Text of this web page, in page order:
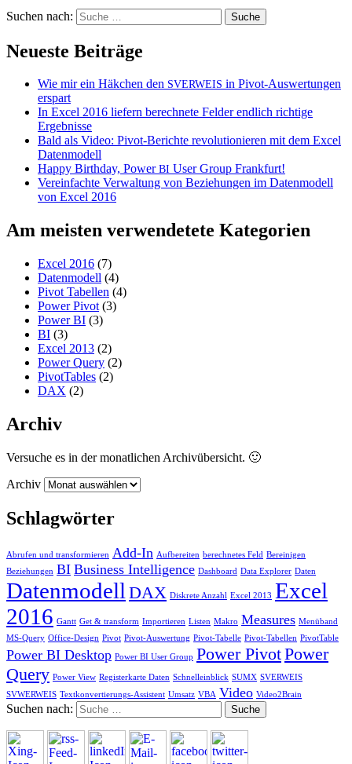
Suchen nach:
Neueste Beiträge
Wie mir ein Häkchen den SVERWEIS in Pivot-Auswertungen
erspart
In Excel 2016 liefern berechnete Felder endlich richtige
Ergebnisse
Bald als Video: Pivot-Berichte revolutionieren mit dem Excel
Datenmodell
Happy Birthday, PowerBI User Group Frankfurt!
Vereinfachte Verwaltung von Beziehungen im Datenmodell
von Excel 2016
Am meisten verwendetete Kategorien
Excel 2016 (7)
Datenmodell (4)
Pivot Tabellen (4)
Power Pivot (3)
Power BI (3)
BI (3)
Excel 2013 (2)
Power Query (2)
PivotTables (2)
DAX (2)
Archiv
Versuche es in der monatlichen Archivübersicht. 🙂
Archiv
Schlagwörter
Abrufen und transformieren Add-In Aufbereiten berechnetes Feld Bereinigen
Beziehungen BI Business Intelligence Dashboard Data Explorer Daten
Datenmodell DAX Diskrete Anzahl Excel 2013 Excel
2016 Gantt Get & transform Importieren Listen Makro Measures Menüband
MS-Query Office-Design Pivot Pivot-Auswertung Pivot-Tabelle Pivot-Tabellen PivotTable
Power BI Desktop Power BI User Group Power PivotPower
Query Power View Registerkarte Daten Schnelleinblick SUMX SVERWEIS
SVWERWEIS Textkonvertierungs-Assistent Umsatz VBA Video Video2Brain
Suchen nach: